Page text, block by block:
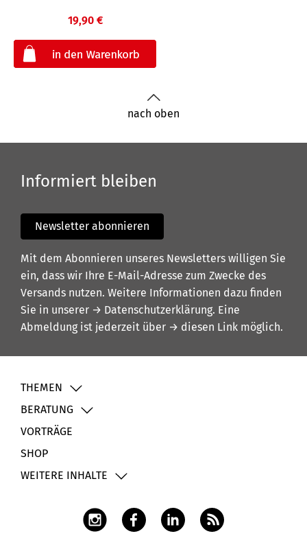
19,90 €
nach oben
Informiert bleiben
Newsletter abonnieren
Mit dem Abonnieren unseres Newsletters willigen Sie
ein, dass wir Ihre E-Mail-Adresse zum Zwecke des
Versands nutzen. Weitere Informationen dazu finden
Sie in unserer → Datenschutzerklärung. Eine
Abmeldung ist jederzeit über → diesen Link möglich.
THEMEN
BERATUNG
VORTRÄGE
SHOP
WEITERE INHALTE